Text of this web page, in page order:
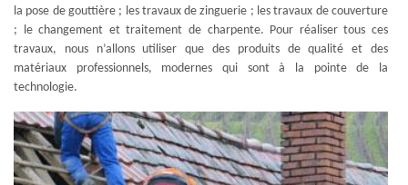
la pose de gouttière ; les travaux de zinguerie ; les travaux de couverture
; le changement et traitement de charpente. Pour réaliser tous ces
travaux, nous n’allons utiliser que des produits de qualité et des
matériaux professionnels, modernes qui sont à la pointe de la
technologie.